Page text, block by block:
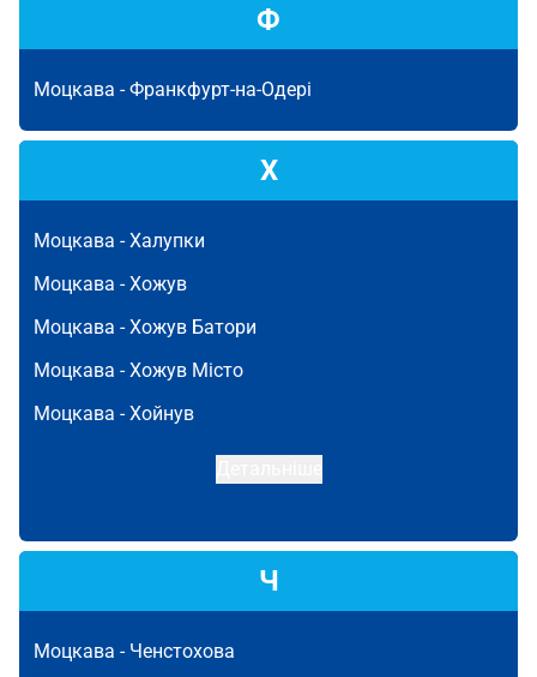
Ф
Моцкава -Франкфурт-на-Одері
Х
Моцкава -Халупки
Моцкава -Хожув
Моцкава -Хожув Батори
Моцкава -Хожув Місто
Моцкава -Хойнув
Ч
Моцкава - Ченстохова